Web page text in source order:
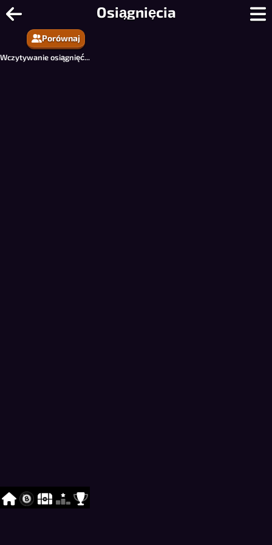
Osiągnięcia
Bilard 8 Ball Online - Darmowy
Porównaj
Wczytywanie osiągnięć...